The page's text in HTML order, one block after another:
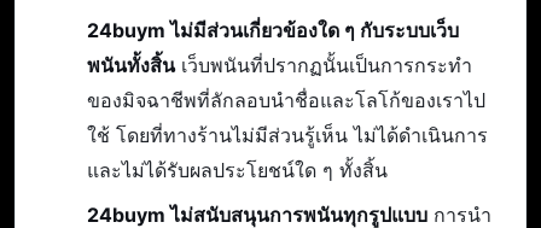
24buym ไม่มีส่วนเกี่ยวข้องใด ๆ กับระบบเว็บ
พนันทั้งสิ้นเว็บพนันที่ปรากฏนั้นเป็นการกระทำ
ของมิจฉาชีพที่ลักลอบนำชื่อและโลโก้ของเราไป
ใช้ โดยที่ทางร้านไม่มีส่วนรู้เห็น ไม่ได้ดำเนินการ
และไม่ได้รับผลประโยชน์ใด ๆ ทั้งสิ้น
24buym ไม่สนับสนุนการพนันทุกรูปแบบ การนำ